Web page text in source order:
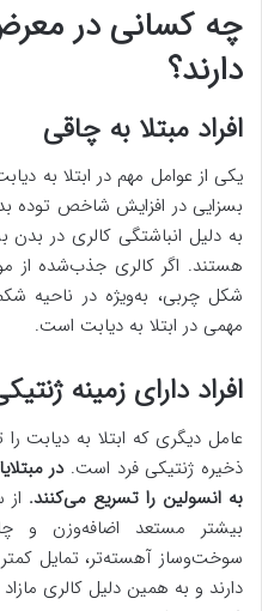
چه کسانی در معرض
دارند؟
افراد مبتلا به چاقی
یکی از عوامل مهم در ابتلا به
بسزایی در افزایش شاخص توده
به دلیل انباشتگی کالری در بدن
هستند. اگر کالری جذب‌شده از
شکل چربی، به‌ویژه در ناحیه
مهمی در ابتلا به دیابت است.
افراد دارای زمینه
عامل دیگری که ابتلا به دیابت
ذخیره ژنتیکی فرد است.در
به انسولین را تسریع می‌کنند.
بیشتر مستعد اضافه‌وزن و
سوخت‌وساز آهسته‌تر، تمایل
دارند و به همین دلیل کالری